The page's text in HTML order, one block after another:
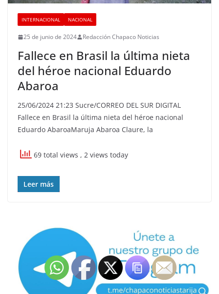
INTERNACIONAL NACIONAL
25 de junio de 2024 Redacción Chapaco Noticias
Fallece en Brasil la última nieta
del héroe nacional Eduardo
Abaroa
25/06/2024 21:23 Sucre/CORREO DEL SUR DIGITAL
Fallece en Brasil la última nieta del héroe nacional
Eduardo AbaroaMaruja Abaroa Claure, la
69 total views , 2 views today
Leer más